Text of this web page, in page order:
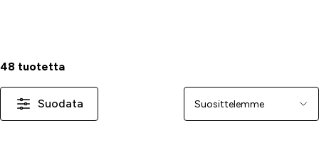
48 tuotetta
Suodata Järjestä